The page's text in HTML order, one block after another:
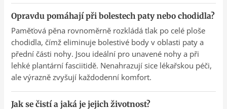
Opravdu pomáhají při bolestech paty nebo chodidla?
Paměťová pěna rovnoměrně rozkládá tlak po celé ploše
chodidla, čímž eliminuje bolestivé body v oblasti paty a
přední části nohy. Jsou ideální pro unavené nohy a při
lehké plantární fasciitidě. Nenahrazují sice lékařskou péči,
ale výrazně zvyšují každodenní komfort.
Jak se čistí a jaká je jejich životnost?